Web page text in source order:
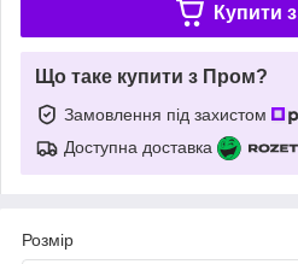
Купити з
Що таке купити з Пром?
Замовлення під захистом
Доступна доставка
Розмір